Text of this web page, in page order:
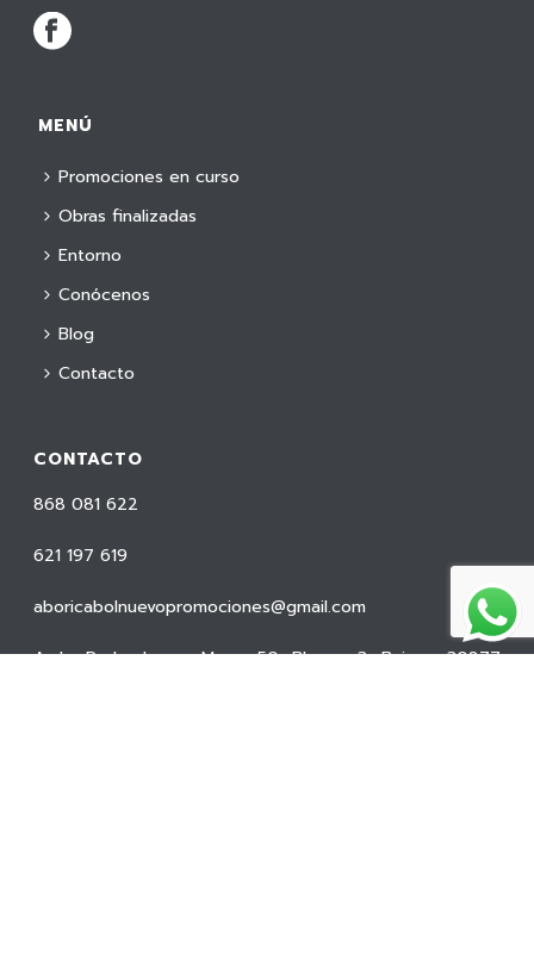
MENÚ
Promociones en curso
Obras finalizadas
Entorno
Conócenos
Blog
Contacto
CONTACTO
868 081 622
621 197 619
aboricabolnuevopromociones@gmail.com
Avda. Pedro Lopez Meca, 50, Bloque 3, Bajo – 30877